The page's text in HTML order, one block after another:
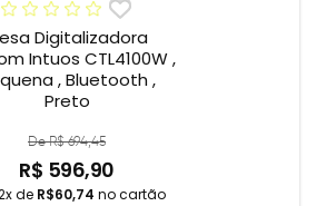
Digitalizadora
Intuos CTL4100W ,
, Bluetooth ,
Preto
De R$ 694,45
R$ 596,90
de R$60,74 no cartão